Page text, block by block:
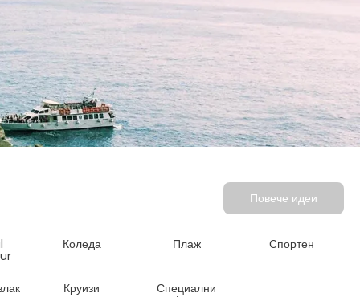
Повече идеи
Коледа Плаж Спортен
Круизи Специални